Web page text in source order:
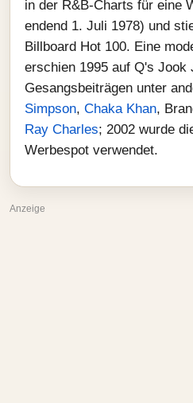
in der R&B-Charts für eine
endend 1. Juli 1978) und
Billboard Hot 100. Eine
erschien 1995 auf Q's Jook
Gesangsbeiträgen unter
Simpson, Chaka Khan,
Ray Charles; 2002 wurde
Werbespot verwendet.
Anzeige